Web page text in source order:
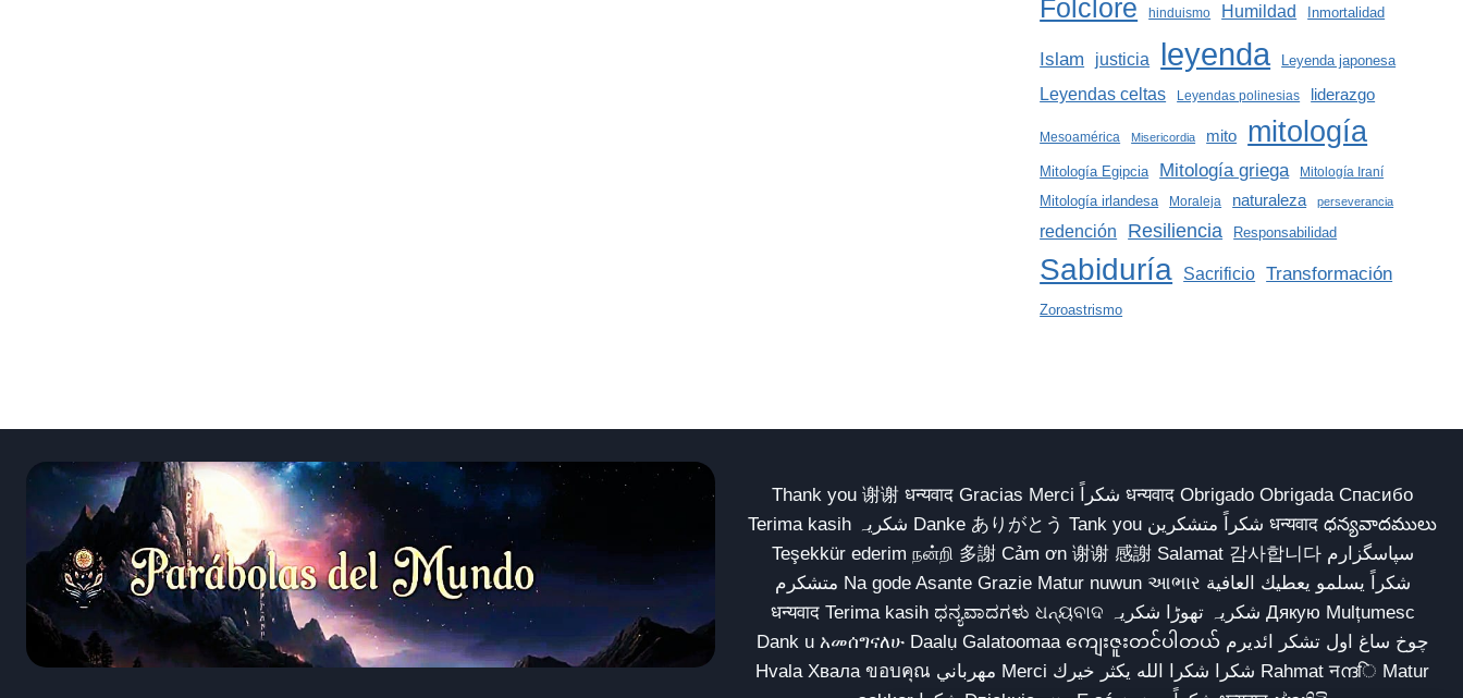
Folclore hinduismo Humildad Inmortalidad
Islam justicia leyenda Leyenda japonesa
Leyendas celtas Leyendas polinesias liderazgo
Mesoamérica Misericordia mito mitología
Mitología Egipcia Mitología griega Mitología Iraní
Mitología irlandesa Moraleja naturaleza perseverancia
redención Resiliencia Responsabilidad
Sabiduría Sacrificio Transformación
Zoroastrismo
Thank you 谢谢 धन्यवाद Gracias Merci شكراً धन्यवाद Obrigado Obrigada Спасибо
Terima kasih شکریہ Danke ありがとう Tank you شكراً متشكرين धन्यवाद ధన్యవాదములు
Teşekkür ederim நன்றி 多謝 Cảm ơn 谢谢 感謝 Salamat 감사합니다 سپاسگزارم
متشکرم Na gode Asante Grazie Matur nuwun આભાર شكراً يسلمو يعطيك العافية
धन्यवाद Terima kasih ಧನ್ಯವಾದಗಳು ଧନ୍ୟବାଦ شکریہ تھوڑا شکریہ Дякую Mulțumesc
Dank u አመሰግናለሁ Daalụ Galatoomaa ကျေးဇူးတင်ပါတယ် چوخ ساغ اول تشکر ائدیرم
Hvala Хвала ขอบคุณ مهرباني Merci شكرا شكرا الله يكثر خيرك Rahmat नന്ദि Matur